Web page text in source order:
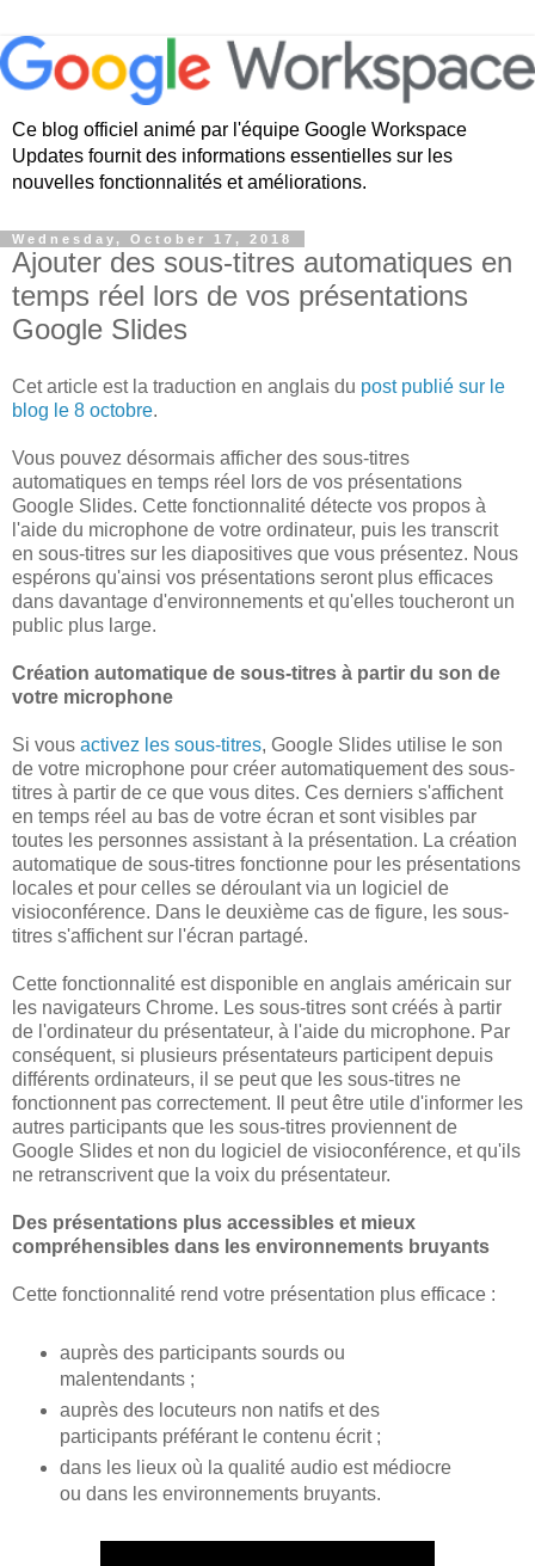
Ce blog officiel animé par l'équipe Google Workspace
Updates fournit des informations essentielles sur les
nouvelles fonctionnalités et améliorations.
Wednesday, October 17, 2018
Ajouter des sous-titres automatiques en
temps réel lors de vos présentations
Google Slides
Cet article est la traduction en anglais du post publié sur le
blog le 8 octobre.
Vous pouvez désormais afficher des sous-titres
automatiques en temps réel lors de vos présentations
Google Slides. Cette fonctionnalité détecte vos propos à
l'aide du microphone de votre ordinateur, puis les transcrit
en sous-titres sur les diapositives que vous présentez. Nous
espérons qu'ainsi vos présentations seront plus efficaces
dans davantage d'environnements et qu'elles toucheront un
public plus large.
Création automatique de sous-titres à partir du son de
votre microphone
Si vous activez les sous-titres, Google Slides utilise le son
de votre microphone pour créer automatiquement des sous-
titres à partir de ce que vous dites. Ces derniers s'affichent
en temps réel au bas de votre écran et sont visibles par
toutes les personnes assistant à la présentation. La création
automatique de sous-titres fonctionne pour les présentations
locales et pour celles se déroulant via un logiciel de
visioconférence. Dans le deuxième cas de figure, les sous-
titres s'affichent sur l'écran partagé.
Cette fonctionnalité est disponible en anglais américain sur
les navigateurs Chrome. Les sous-titres sont créés à partir
de l'ordinateur du présentateur, à l'aide du microphone. Par
conséquent, si plusieurs présentateurs participent depuis
différents ordinateurs, il se peut que les sous-titres ne
fonctionnent pas correctement. Il peut être utile d'informer les
autres participants que les sous-titres proviennent de
Google Slides et non du logiciel de visioconférence, et qu'ils
ne retranscrivent que la voix du présentateur.
Des présentations plus accessibles et mieux
compréhensibles dans les environnements bruyants
Cette fonctionnalité rend votre présentation plus efficace :
auprès des participants sourds ou
malentendants ;
auprès des locuteurs non natifs et des
participants préférant le contenu écrit ;
dans les lieux où la qualité audio est médiocre
ou dans les environnements bruyants.